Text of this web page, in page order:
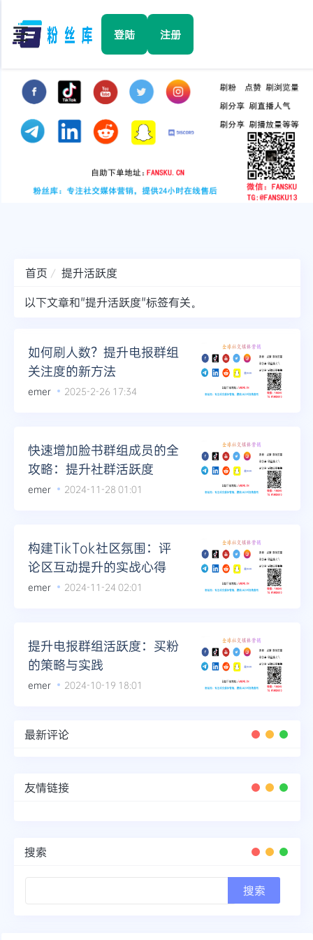
☰ 登陆 注册
Facebook
TikTok
YouTube
Telegram
更多
首页
提升活跃度
以下文章和"提升活跃度"标签有关。
如何刷人数？提升电报群组
关注度的新方法
emer 2025-2-26 17:34
快速增加脸书群组成员的全
攻略：提升社群活跃度
emer 2024-11-28 01:01
构建TikTok社区氛围：评
论区互动提升的实战心得
emer 2024-11-24 02:01
提升电报群组活跃度：买粉
的策略与实践
emer 2024-10-19 18:01
最新评论
友情链接
搜索